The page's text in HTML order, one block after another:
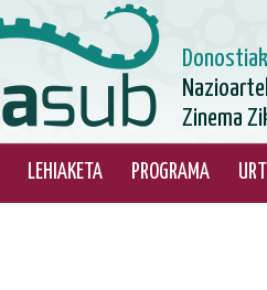
Zinema
LEHIAKETA PROGRAMA